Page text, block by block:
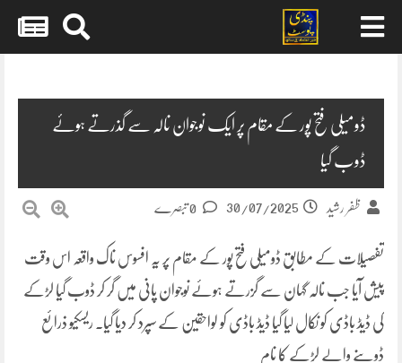
ڈومیلی فتح پور کے مقام پر ایک نوجوان نالہ سے گذرتے ہوئے
ڈوب گیا
ظفر رشید 30/07/2025
تفصیلات کے مطابق ڈومیلی فتح پور کے مقام پر یہ افسوس ناک واقعہ اس وقت
پیش آیا جب نالہ گہان سے گزرتے ہوئے نوجوان پانی میں گر کر ڈوب گیا لڑکے
کی ڈیڈ باڈی کو نکال لیا گیا ڈیڈ باڈی کو لواحقین کے سپرد کر دیا گیا۔ ریسکیو ذرائع
ڈوبنے والے لڑکے کا نام